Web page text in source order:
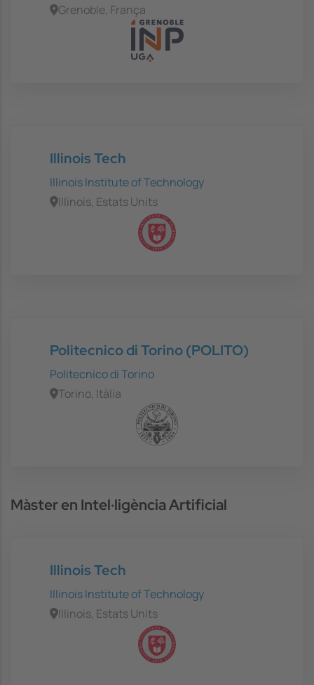
Grenoble, França
Illinois Tech
Illinois Institute of Technology
Illinois, Estats Units
Politecnico di Torino (POLITO)
Politecnico di Torino
Torino, Itàlia
Màster en Intel·ligència Artificial
Illinois Tech
Illinois Institute of Technology
Illinois, Estats Units